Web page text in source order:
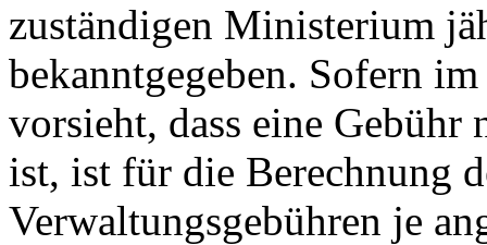
zuständigen Ministerium
bekanntgegeben. Sofern
vorsieht, dass eine Gebühr
ist, ist für die Berechnung
Verwaltungsgebühren je